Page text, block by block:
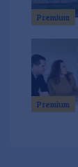
Premium
Premium